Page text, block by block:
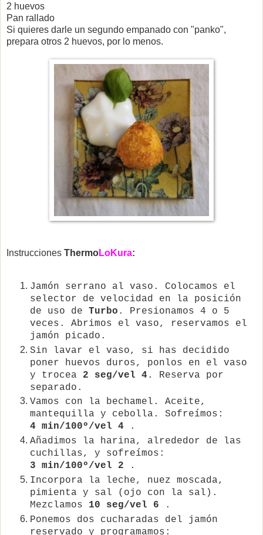
2 huevos
Pan rallado
Si quieres darle un segundo empanado con "panko",
prepara otros 2 huevos, por lo menos.
Instrucciones ThermoLoKura:
Jamón serrano al vaso. Colocamos el
selector de velocidad en la posición
de uso de Turbo . Presionamos 4 o 5
veces. Abrimos el vaso, reservamos el
jamón picado.
Sin lavar el vaso, si has decidido
poner huevos duros, ponlos en el vaso
y trocea 2 seg/vel 4. Reserva por
separado.
Vamos con la bechamel. Aceite,
mantequilla y cebolla. Sofreímos:
4 min/100º/vel 4 .
Añadimos la harina, alrededor de las
cuchillas, y sofreímos:
3 min/100º/vel 2 .
Incorpora la leche, nuez moscada,
pimienta y sal (ojo con la sal).
Mezclamos 10 seg/vel 6 .
Ponemos dos cucharadas del jamón
reservado y programamos: